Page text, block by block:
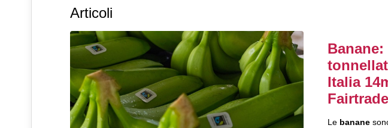
Articoli
Italia
Fairtrade
Le banane